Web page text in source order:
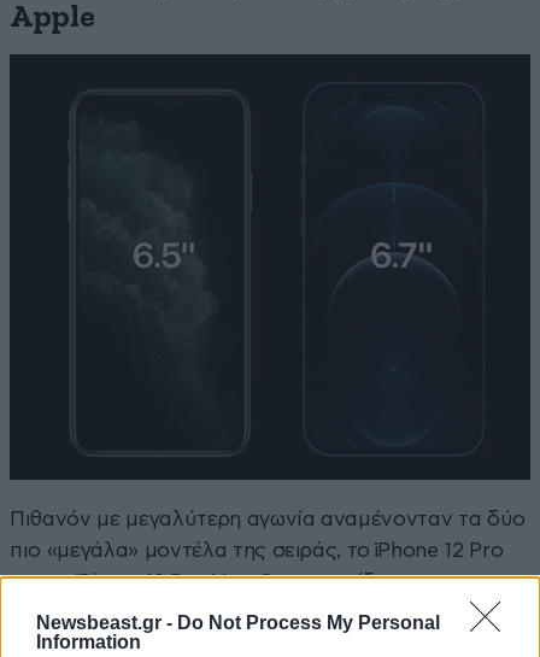
Newsbeast.gr - Do Not Process My Personal
Information
Apple
Πιθανόν με μεγαλύτερη αγωνία αναμένονταν τα δύο
πιο «μεγάλα» μοντέλα της σειράς, το iPhone 12 Pro
και το iPhone 12 Pro Max. Οι ναυαρχίδες των
smartphones της Apple έχονται με περισσότερες
δυνατότητες από τα… μικρά αδελφάκια τους, όπως